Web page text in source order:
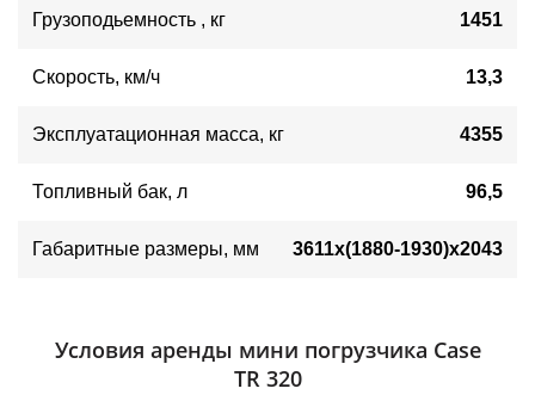
Грузоподьемность , кг 1451
Скорость, км/ч 13,3
Эксплуатационная масса, кг 4355
Топливный бак, л 96,5
Габаритные размеры, мм 3611х(1880-1930)х2043
Условия аренды мини погрузчика Case
TR 320